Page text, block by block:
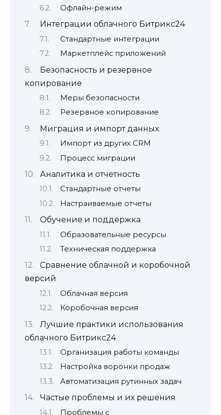
Офлайн-режим
Интеграции облачного Битрикс24
Стандартные интеграции
Маркетплейс приложений
Безопасность и резервное
копирование
Меры безопасности
Резервное копирование
Миграция и импорт данных
Импорт из других CRM
Процесс миграции
Аналитика и отчетность
Стандартные отчеты
Настраиваемые отчеты
Обучение и поддержка
Образовательные ресурсы
Техническая поддержка
Сравнение облачной и коробочной
версий
Облачная версия
Коробочная версия
Лучшие практики использования
облачного Битрикс24
Организация работы команды
Настройка воронки продаж
Автоматизация рутинных задач
Частые проблемы и их решения
Проблемы с